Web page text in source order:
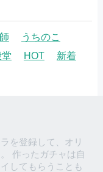
うちのこ
堂 HOT 新着
を登録して、オリ
作ったガチャは自
してもらうことも